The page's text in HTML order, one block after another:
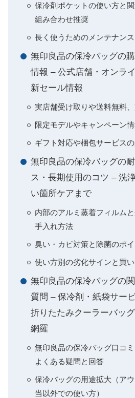
保冷剤ポケットの使い方と
組み合わせ推奨
長く使うためのメンテナン
無印良品の保冷バッグの
情報 – 公式店舗・オンラ
新セール情報
実店舗受け取りや送料無料
限定モデルやキャンペーン
ギフト対応や梱包サービス
無印良品の保冷バッグの
ス・長期使用のコツ – 洗
い箇所ケアまで
内部のアルミ蒸着フィルム
手入れ方法
臭い・カビ対策と除菌のポイ
使い方別の劣化サインと買
無印良品の保冷バッグの
質問 – 保冷剤・紙袋サー
折りたたみクーラーバッ
網羅
無印良品の保冷バッグ口コ
よくある疑問と回答
保冷バッグの用途拡大（ア
当以外での使い方）